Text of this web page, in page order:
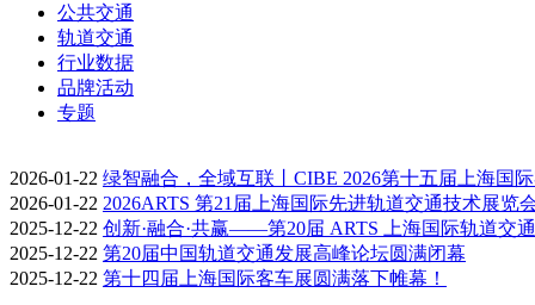
公共交通
轨道交通
行业数据
品牌活动
专题
2026-01-22 绿智融合，全域互联丨CIBE 2026第十五届上海国
2026-01-22 2026ARTS 第21届上海国际先进轨道交通技术展览
2025-12-22 创新·融合·共赢——第20届 ARTS 上海国际轨道交
2025-12-22 第20届中国轨道交通发展高峰论坛圆满闭幕
2025-12-22 第十四届上海国际客车展圆满落下帷幕！